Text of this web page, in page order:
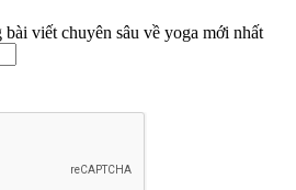
viết chuyên sâu về yoga mới nhất